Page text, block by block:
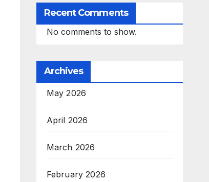
Recent Comments
No comments to show.
Archives
May 2026
April 2026
March 2026
February 2026